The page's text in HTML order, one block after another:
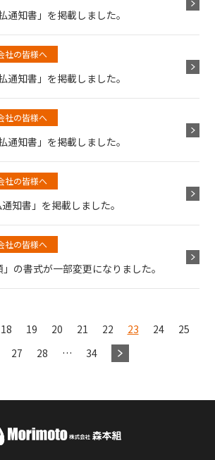
通知書」を掲載しました。
社の皆様へ
通知書」を掲載しました。
社の皆様へ
通知書」を掲載しました。
社の皆様へ
知書」を掲載しました。
社の皆様へ
」の書式が一部変更になりました。
18 19 20 21 22 23 24
25
27 28 … 34